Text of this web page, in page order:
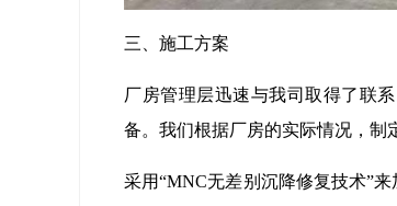
三、施工方案
厂房管理层迅速与我司取得了联
备。我们根据厂房的实际情况，制
采用“MNC无差别沉降修复技术”